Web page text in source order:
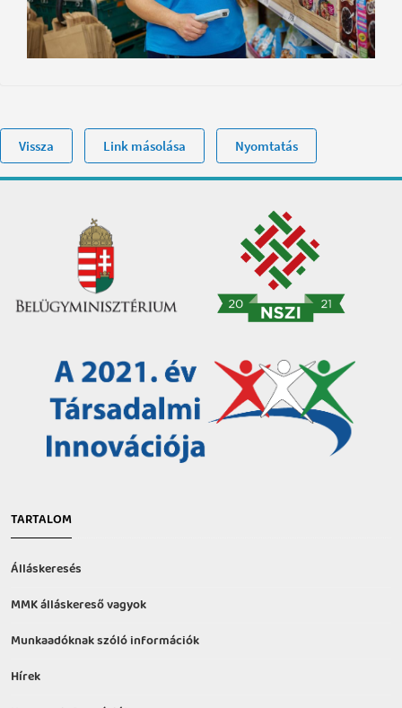
Vissza Link másolása Nyomtatás
TARTALOM
Álláskeresés
MMK álláskereső vagyok
Munkaadóknak szóló információk
Hírek